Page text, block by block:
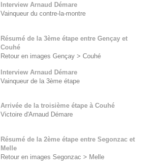
Interview Arnaud Démare
Vainqueur du contre-la-montre
Résumé de la 3ème étape entre Gençay et
Couhé
Retour en images Gençay > Couhé
Interview Arnaud Démare
Vainqueur de la 3ème étape
Arrivée de la troisième étape à Couhé
Victoire d'Arnaud Démare
Résumé de la 2ème étape entre Segonzac et
Melle
Retour en images Segonzac > Melle